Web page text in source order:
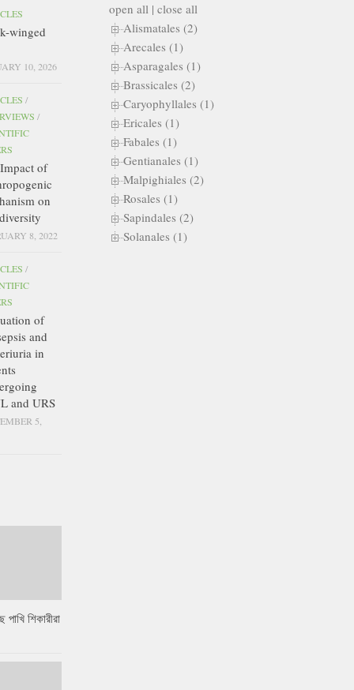
open all | close all
Alismatales (2)
Arecales (1)
Asparagales (1)
Brassicales (2)
Caryophyllales (1)
Ericales (1)
Fabales (1)
Gentianales (1)
Malpighiales (2)
Rosales (1)
Sapindales (2)
Solanales (1)
winged
10, 2026
/
/
of
on
8, 2022
/
of
and
in
and URS
5,
শিকারীরা